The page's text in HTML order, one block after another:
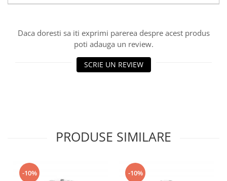
Daca doresti sa iti exprimi parerea despre acest produs
poti adauga un review.
SCRIE UN REVIEW
PRODUSE SIMILARE
-10% -10%